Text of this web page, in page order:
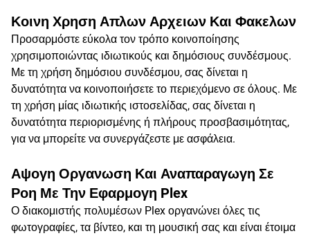
Κοινη Χρηση Απλων Αρχειων Και Φακελων
Προσαρμόστε εύκολα τον τρόπο κοινοποίησης
χρησιμοποιώντας ιδιωτικούς και δημόσιους συνδέσμους.
Με τη χρήση δημόσιου συνδέσμου, σας δίνεται η
δυνατότητα να κοινοποιήσετε το περιεχόμενο σε όλους. Με
τη χρήση μίας ιδιωτικής ιστοσελίδας, σας δίνεται η
δυνατότητα περιορισμένης ή πλήρους προσβασιμότητας,
για να μπορείτε να συνεργάζεστε με ασφάλεια.
Αψογη Οργανωση Και Αναπαραγωγη Σε
Ροη Με Την Εφαρμογη Plex
Ο διακομιστής πολυμέσων Plex οργανώνει όλες τις
φωτογραφίες, τα βίντεο, και τη μουσική σας και είναι έτοιμα